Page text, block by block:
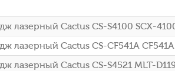
лазерный Cactus CS-S4100 SCX-
лазерный Cactus CS-CF541A
лазерный Cactus CS-S4521 MLT-